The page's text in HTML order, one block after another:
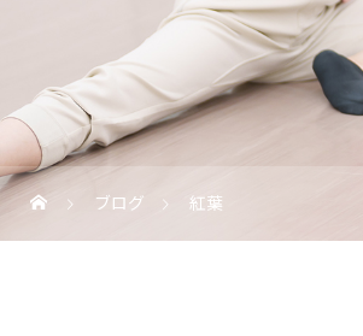
ブログ 紅葉